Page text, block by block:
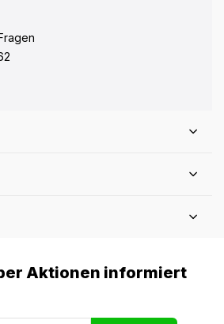
Aktionen informiert